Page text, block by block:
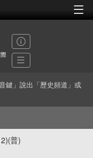
鍵」說出「歷史頻道」或
普)